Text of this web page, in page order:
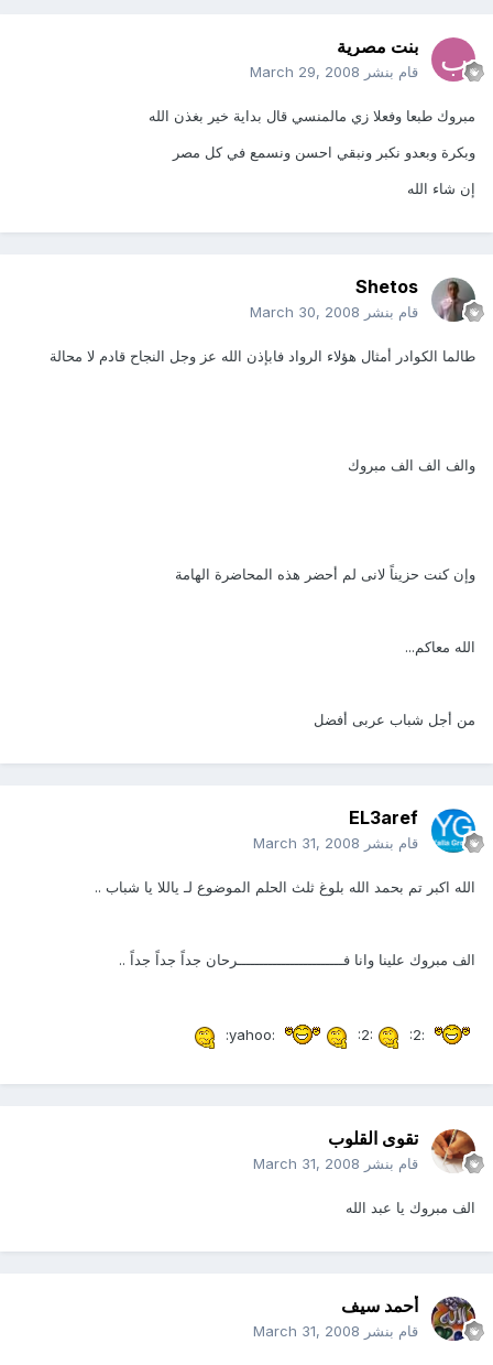
بنت مصرية
قام بنشر March 29, 2008
مبروك طبعا وفعلا زي مالمنسي قال بداية خير بغذن الله
وبكرة وبعدو نكبر ونبقي احسن ونسمع في كل مصر
إن شاء الله
Shetos
قام بنشر March 30, 2008
طالما الكوادر أمثال هؤلاء الرواد فابإذن الله عز وجل النجاح قادم لا محالة
والف الف الف مبروك
وإن كنت حزيناً لانى لم أحضر هذه المحاضرة الهامة
الله معاكم...
من أجل شباب عربى أفضل
EL3aref
قام بنشر March 31, 2008
الله اكبر تم بحمد الله بلوغ ثلث الحلم الموضوع لـ ياللا يا شباب ..
الف مبروك علينا وانا فــــــــــــــــــــــــرحان جداً جداً جداً ..
:2: :2:
تقوى القلوب
قام بنشر March 31, 2008
الف مبروك يا عبد الله
أحمد سيف
قام بنشر March 31, 2008